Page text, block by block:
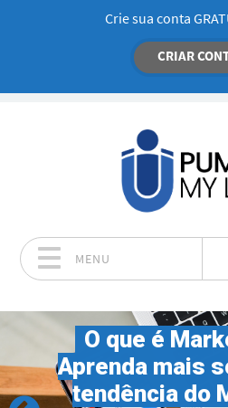
Crie sua conta
CRIAR
MENU
O que é
Aprenda mais
tendência do